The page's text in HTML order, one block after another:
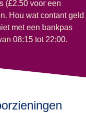
(£2.50 voor een
Hou wat contant geld
met een bankpas
08:15 tot 22:00.